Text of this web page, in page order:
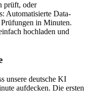
prüft, oder
Automatisierte Data-
in Minuten.
hochladen und
unsere deutsche KI
aufdecken. Die ersten